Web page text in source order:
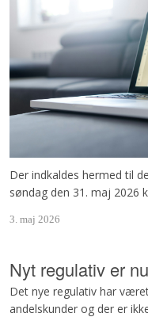
Der indkaldes hermed til
søndag den 31. maj 2026
3. maj 2026
Nyt regulativ er
Det nye regulativ har
andelskunder og der er